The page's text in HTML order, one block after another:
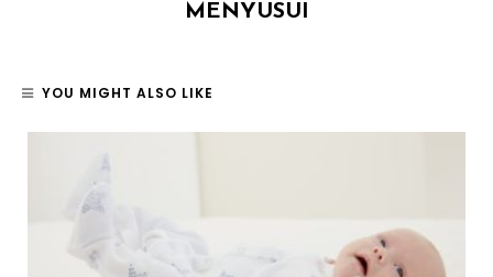
MENYUSUI
YOU MIGHT ALSO LIKE